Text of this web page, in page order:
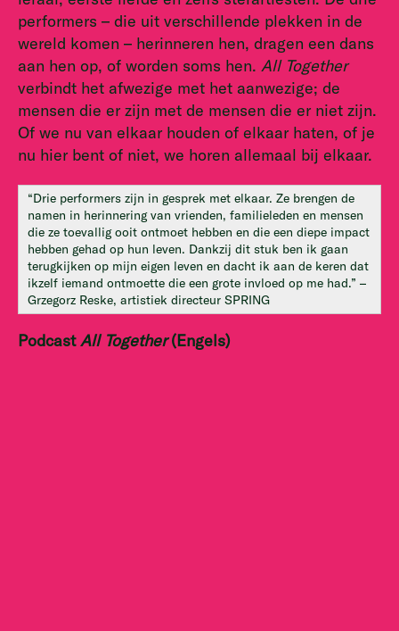
performers – die uit verschillende plekken in de
wereld komen – herinneren hen, dragen een dans
aan hen op, of worden soms hen. All Together
verbindt het afwezige met het aanwezige; de
mensen die er zijn met de mensen die er niet zijn.
Of we nu van elkaar houden of elkaar haten, of je
nu hier bent of niet, we horen allemaal bij elkaar.
“Drie performers zijn in gesprek met elkaar. Ze brengen de
namen in herinnering van vrienden, familieleden en mensen
die ze toevallig ooit ontmoet hebben en die een diepe impact
hebben gehad op hun leven. Dankzij dit stuk ben ik gaan
terugkijken op mijn eigen leven en dacht ik aan de keren dat
ikzelf iemand ontmoette die een grote invloed op me had.” –
Grzegorz Reske, artistiek directeur SPRING
PodcastAll Together(Engels)